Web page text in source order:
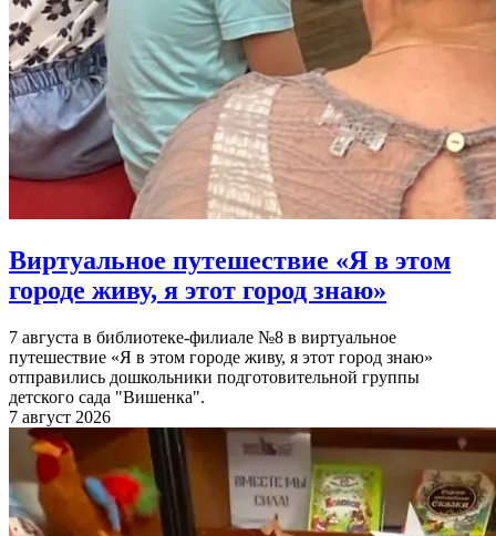
Виртуальное путешествие «Я в этом
городе живу, я этот город знаю»
7 августа в библиотеке-филиале №8 в виртуальное
путешествие «Я в этом городе живу, я этот город знаю»
отправились дошкольники подготовительной группы
детского сада "Вишенка".
7 август 2026